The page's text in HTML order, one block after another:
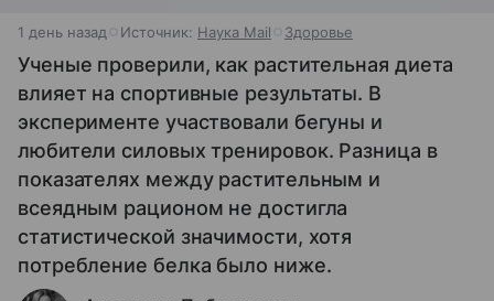
1 день назад Источник: Наука Mail Здоровье
Ученые проверили, как растительная диета
влияет на спортивные результаты. В
эксперименте участвовали бегуны и
любители силовых тренировок. Разница в
показателях между растительным и
всеядным рационом не достигла
статистической значимости, хотя
потребление белка было ниже.